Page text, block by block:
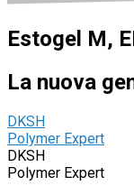
Estogel M,
La nuova
DKSH
Polymer Expert
DKSH
Polymer Expert